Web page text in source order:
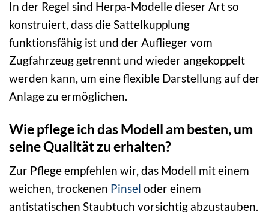
In der Regel sind Herpa-Modelle dieser Art so
konstruiert, dass die Sattelkupplung
funktionsfähig ist und der Auflieger vom
Zugfahrzeug getrennt und wieder angekoppelt
werden kann, um eine flexible Darstellung auf der
Anlage zu ermöglichen.
Wie pflege ich das Modell am besten, um
seine Qualität zu erhalten?
Zur Pflege empfehlen wir, das Modell mit einem
weichen, trockenen Pinsel oder einem
antistatischen Staubtuch vorsichtig abzustauben.